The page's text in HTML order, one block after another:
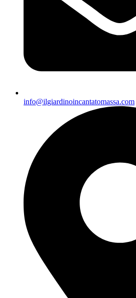
info@ilgiardinoincantatomassa.com